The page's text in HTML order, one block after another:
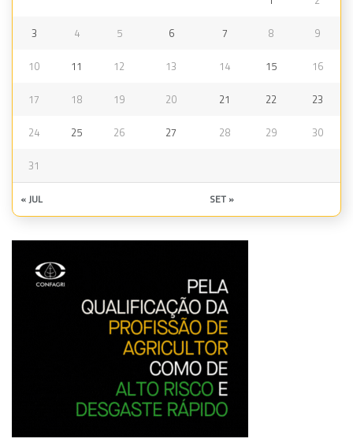
3 4 5 6 7 8 9
10 11 12 13 14 15 16
17 18 19 20 21 22 23
24 25 26 27 28 29 30
31
« JUL SET »